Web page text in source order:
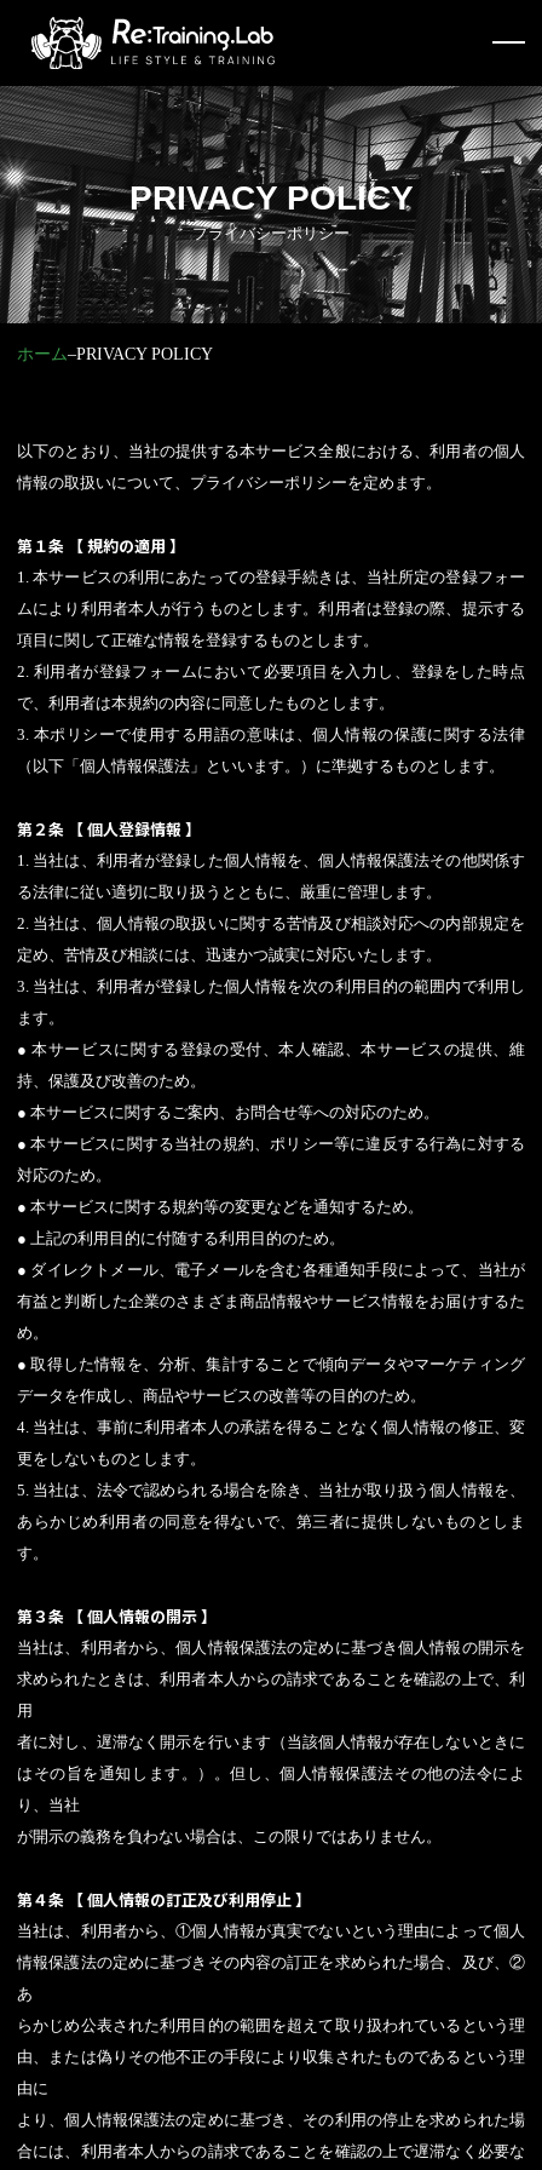
PRIVACY POLICY
プライバシーポリシー
ホーム–PRIVACY POLICY
以下のとおり、当社の提供する本サービス全般における、利用者の個人
情報の取扱いについて、プライバシーポリシーを定めます。
第１条 【 規約の適用 】
1. 本サービスの利用にあたっての登録手続きは、当社所定の登録フォー
ムにより利用者本人が行うものとします。利用者は登録の際、提示する
項目に関して正確な情報を登録するものとします。
2. 利用者が登録フォームにおいて必要項目を入力し、登録をした時点
で、利用者は本規約の内容に同意したものとします。
3. 本ポリシーで使用する用語の意味は、個人情報の保護に関する法律
（以下「個人情報保護法」といいます。）に準拠するものとします。
第２条 【 個人登録情報 】
1. 当社は、利用者が登録した個人情報を、個人情報保護法その他関係す
る法律に従い適切に取り扱うとともに、厳重に管理します。
2. 当社は、個人情報の取扱いに関する苦情及び相談対応への内部規定を
定め、苦情及び相談には、迅速かつ誠実に対応いたします。
3. 当社は、利用者が登録した個人情報を次の利用目的の範囲内で利用し
ます。
● 本サービスに関する登録の受付、本人確認、本サービスの提供、維
持、保護及び改善のため。
● 本サービスに関するご案内、お問合せ等への対応のため。
● 本サービスに関する当社の規約、ポリシー等に違反する行為に対する
対応のため。
● 本サービスに関する規約等の変更などを通知するため。
● 上記の利用目的に付随する利用目的のため。
● ダイレクトメール、電子メールを含む各種通知手段によって、当社が
有益と判断した企業のさまざま商品情報やサービス情報をお届けするた
め。
● 取得した情報を、分析、集計することで傾向データやマーケティング
データを作成し、商品やサービスの改善等の目的のため。
4. 当社は、事前に利用者本人の承諾を得ることなく個人情報の修正、変
更をしないものとします。
5. 当社は、法令で認められる場合を除き、当社が取り扱う個人情報を、
あらかじめ利用者の同意を得ないで、第三者に提供しないものとしま
す。
第３条 【 個人情報の開示 】
当社は、利用者から、個人情報保護法の定めに基づき個人情報の開示を
求められたときは、利用者本人からの請求であることを確認の上で、利
用
者に対し、遅滞なく開示を行います（当該個人情報が存在しないときに
はその旨を通知します。）。但し、個人情報保護法その他の法令によ
り、当社
が開示の義務を負わない場合は、この限りではありません。
第４条 【 個人情報の訂正及び利用停止 】
当社は、利用者から、①個人情報が真実でないという理由によって個人
情報保護法の定めに基づきその内容の訂正を求められた場合、及び、②
あ
らかじめ公表された利用目的の範囲を超えて取り扱われているという理
由、または偽りその他不正の手段により収集されたものであるという理
由に
より、個人情報保護法の定めに基づき、その利用の停止を求められた場
合には、利用者本人からの請求であることを確認の上で遅滞なく必要な